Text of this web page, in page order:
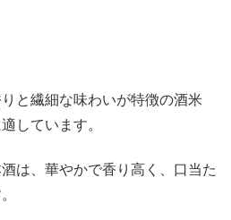
と繊細な味わいが特徴の酒米
しています。
は、華やかで香り高く、口当た